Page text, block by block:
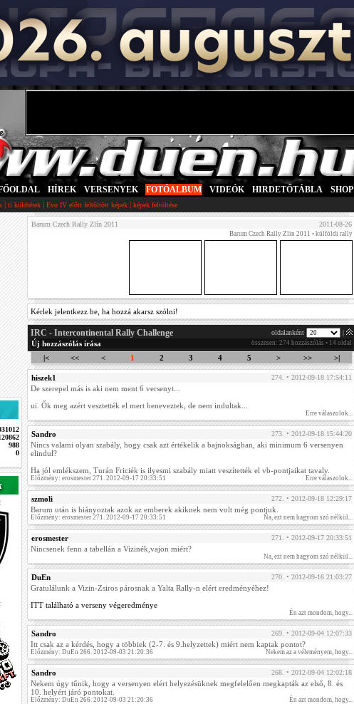
HÍREK VERSENYEK FOTÓALBUM VIDEÓK HIRDETŐTÁBLA SHOP
| ti küldtétek | Evo IV előtt feltöltött képek | képek feltöltése
988
0
Barum Czech Rally Zlín 2011 2011-08-26
Barum Czech Rally Zlin 2011 • külföldi rally
Kérlek jelentkezz be, ha hozzá akarsz szólni!
IRC - Intercontinental Rally Challenge oldalanként |
Új hozzászólás írása összesen: 274 hozzászólás • 14 oldal
|< << < 1 2 3 4 5 > >> >|
hiszek1 274. • 2012-09-18 17:54:11
De szerepel más is aki nem ment 6 versenyt...
ui. Ők meg azért vesztették el mert beneveztek, de nem indultak...
Erre válaszolok...
Sandro 273. • 2012-09-18 15:44:20
Nincs valami olyan szabály, hogy csak azt értékelik a bajnokságban, aki minimum 6 versenyen
elindul?
Ha jól emlékszem, Turán Friciék is ilyesmi szabály miatt veszítették el vb-pontjaikat tavaly.
Előzmény: erosmester 271. 2012-09-17 20:33:51 Erre válaszolok...
szmoli 272. • 2012-09-18 12:29:17
Barum után is hiányoztak azok az emberek akiknek nem volt még pontjuk.
Előzmény: erosmester 271. 2012-09-17 20:33:51 Na, ezt nem hagyom szó nélkül...
erosmester 271. • 2012-09-17 20:33:51
Nincsenek fenn a tabellán a Vizinék,vajon miért?
Na, ezt nem hagyom szó nélkül...
DuEn 270. • 2012-09-16 21:03:27
Gratulálunk a Vizin-Zsiros párosnak a Yalta Rally-n elért eredményéhez!
ITT található a verseny végeredménye
Én azt mondom, hogy...
Sandro 269. • 2012-09-04 12:07:33
Itt csak az a kérdés, hogy a többiek (2-7. és 9.helyzettek) miért nem kaptak pontot?
Előzmény: DuEn 266. 2012-09-03 21:20:36 Nekem az a véleményem, hogy...
Sandro 268. • 2012-09-04 12:02:18
Nekem úgy tűnik, hogy a versenyen elért helyezésüknek megfelelően megkapták az első, 8. és
10. helyért járó pontokat.
Előzmény: DuEn 266. 2012-09-03 21:20:36 Én azt mondom, hogy...